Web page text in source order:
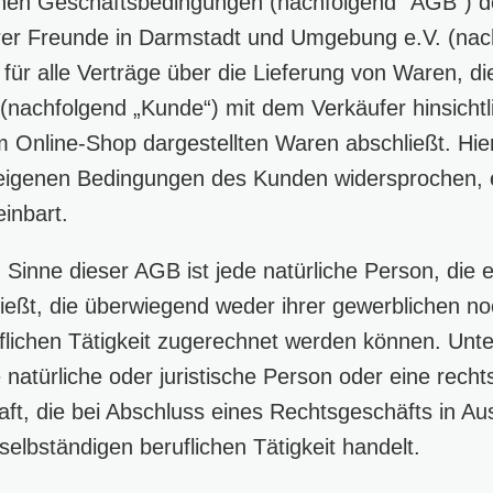
Freunde in Darmstadt und Umgebung e.V.
alle Verträge über die Lieferung von Waren,
„Kunde“) mit dem Verkäufer
Online-Shop dargestellten Waren abschließt.
Bedingungen des Kunden
dieser AGB ist jede natürliche Person, die
die überwiegend weder ihrer gewerblichen
Tätigkeit zugerechnet werden können.
oder juristische Person oder eine
die bei Abschluss eines Rechtsgeschäfts in
beruflichen Tätigkeit handelt.